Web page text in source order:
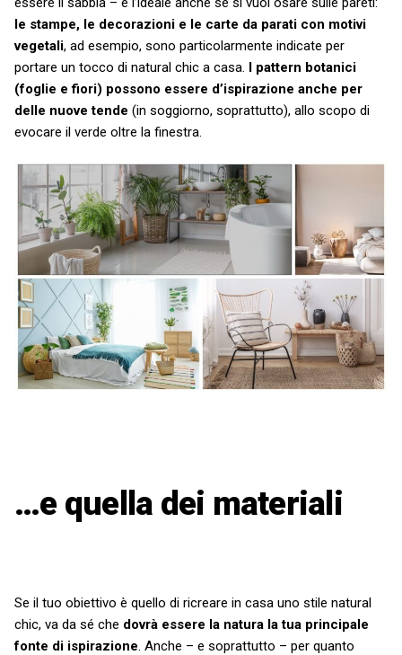
le stampe, le decorazioni e le carte da parati con motivi
vegetali, ad esempio, sono particolarmente indicate per
portare un tocco di natural chic a casa. I pattern botanici
(foglie e fiori) possono essere d’ispirazione anche per
delle nuove tende (in soggiorno, soprattutto), allo scopo di
evocare il verde oltre la finestra.
…e quella dei materiali
Se il tuo obiettivo è quello di ricreare in casa uno stile natural
chic, va da sé che dovrà essere la natura la tua principale
fonte di ispirazione . Anche – e soprattutto – per quanto